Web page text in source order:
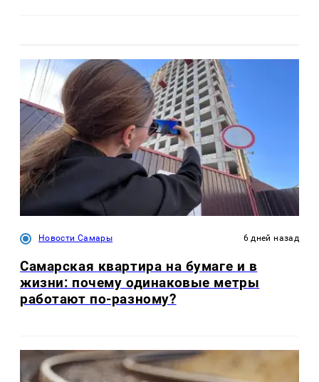
Новости Самары 6 дней назад
Самарская квартира на бумаге и в
жизни: почему одинаковые метры
работают по-разному?